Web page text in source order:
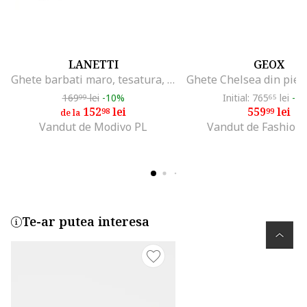
LANETTI
Ghete barbati maro, tesatura, MYL8517-1
16999lei -10%
de la 15298 lei
Vandut de Modivo PL
GEOX
Initial: 76565 lei -
55999lei
Vandut de Fashion
Te-ar putea interesa